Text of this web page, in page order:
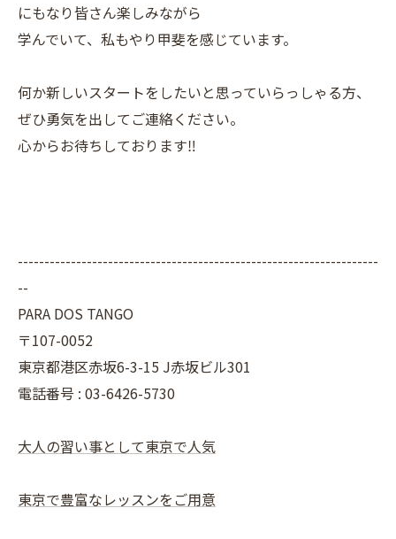
にもなり皆さん楽しみながら
学んでいて、私もやり甲斐を感じています。
何か新しいスタートをしたいと思っていらっしゃる方、
ぜひ勇気を出してご連絡ください。
心からお待ちしております‼️
--------------------------------------------------------------------
--
PARA DOS TANGO
〒107-0052
東京都港区赤坂6-3-15 J赤坂ビル301
電話番号 : 03-6426-5730
大人の習い事として東京で人気
東京で豊富なレッスンをご用意